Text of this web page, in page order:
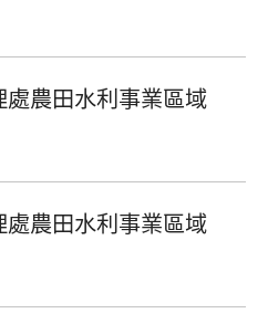
處農田水利事業區域
處農田水利事業區域